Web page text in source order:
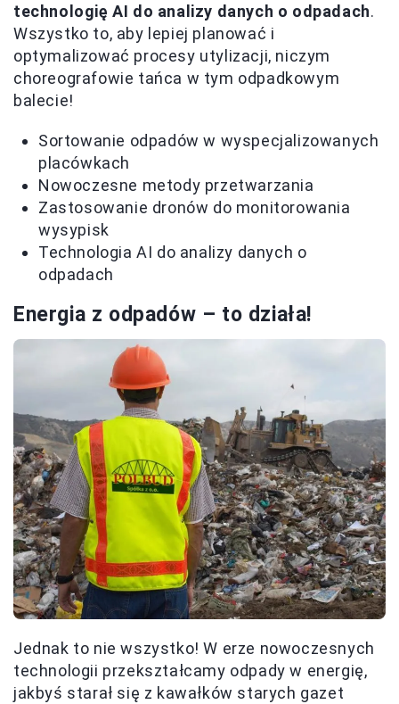
technologię AI do analizy danych o odpadach.
Wszystko to, aby lepiej planować i
optymalizować procesy utylizacji, niczym
choreografowie tańca w tym odpadkowym
balecie!
Sortowanie odpadów w wyspecjalizowanych
placówkach
Nowoczesne metody przetwarzania
Zastosowanie dronów do monitorowania
wysypisk
Technologia AI do analizy danych o
odpadach
Energia z odpadów – to działa!
Jednak to nie wszystko! W erze nowoczesnych
technologii przekształcamy odpady w energię,
jakbyś starał się z kawałków starych gazet